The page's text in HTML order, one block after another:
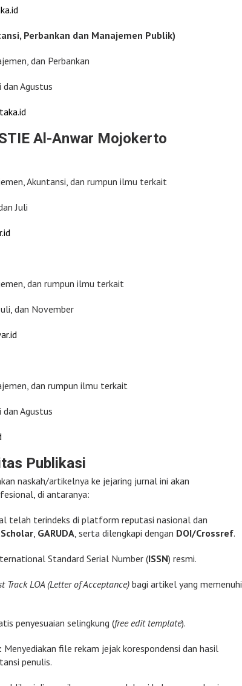
Perbankan dan Manajemen Publik)
dan Perbankan
dan Agustus
Al-Anwar Mojokerto
Akuntansi, dan rumpun ilmu terkait
Juli
dan rumpun ilmu terkait
dan November
dan rumpun ilmu terkait
dan Agustus
Publikasi
naskah/artikelnya ke jejaring jurnal ini akan
di antaranya:
telah terindeks di platform reputasi nasional dan
, GARUDA, serta dilengkapi dengan DOI/Crossref.
Standard Serial Number (ISSN) resmi.
Track LOA (Letter of Acceptance)bagi artikel yang memenuhi
penyesuaian selingkung (free edit template).
Menyediakan file rekam jejak korespondensi dan hasil
penulis.